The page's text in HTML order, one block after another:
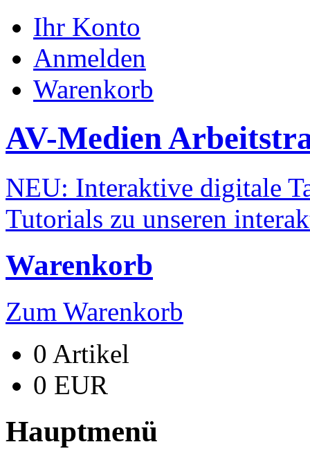
Ihr Konto
Anmelden
Warenkorb
AV-Medien
NEU: Interaktive digitale
Tutorials zu unseren
Warenkorb
Zum Warenkorb
0 Artikel
0 EUR
Hauptmenü